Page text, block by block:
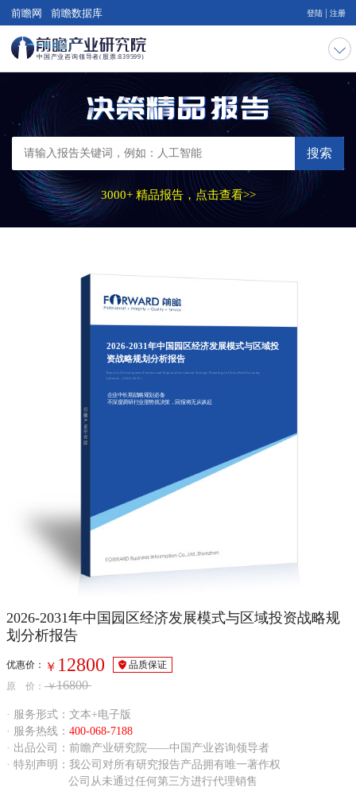
前瞻网 前瞻数据库 登陆 注册
搜索
3000+ 精品报告，点击查看>>
2026-2031年中国园区经济发展模式与区域投
资战略规划分析报告
Report of Development Patterns and Regional Investment Strategy Planning on China Park Economy
Industry（2026-2031）
企业中长期战略规划必备
不深度调研行业形势就决策，回报将无从谈起
2026-2031年中国园区经济发展模式与区域投资战略规
划分析报告
优惠价： ￥ 12800
品质保证
原 价： ￥16800
· 服务形式：文本+电子版
· 服务热线： 400-068-7188
· 出品公司：前瞻产业研究院——中国产业咨询领导者
· 特别声明：我公司对所有研究报告产品拥有唯一著作权
公司从未通过任何第三方进行代理销售